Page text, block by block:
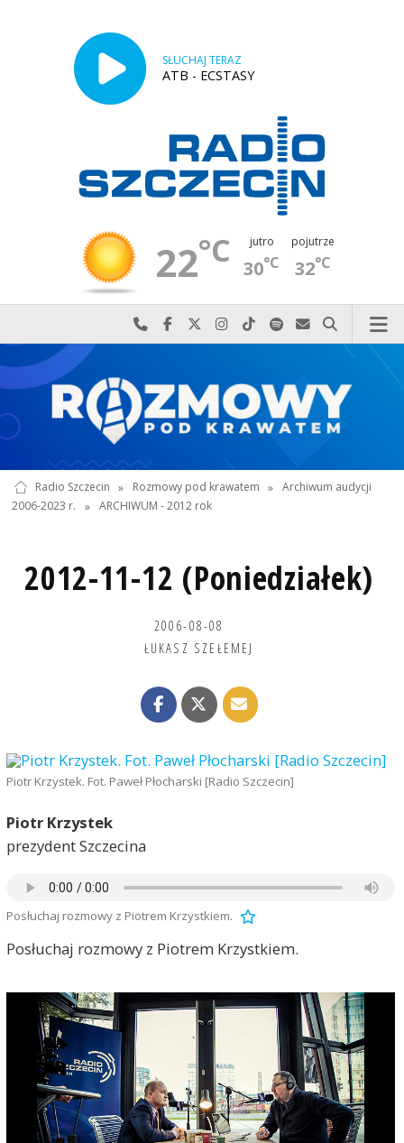
SŁUCHAJ TERAZ
ATB - ECSTASY
22°C jutro
30°C
pojutrze
32°C
Najlepiej po prostu do nas zadzwoń
Odwiedź nas na Facebook-u
Odwiedź nas na X
Odwiedź nas na Instagram-ie
Odwiedź nas na TikTok-u
Szukaj nas na Spotify
Wyślij do nas
Szukaj
Radio Szczecin » Rozmowy pod krawatem » Archiwum audycji
2006-2023 r.
» ARCHIWUM - 2012 rok
2012-11-12 (Poniedziałek)
2006-08-08
ŁUKASZ SZEŁEMEJ
Piotr Krzystek. Fot. Paweł Płocharski [Radio Szczecin]
Piotr Krzystek
prezydent Szczecina
Posłuchaj rozmowy z Piotrem Krzystkiem.
Posłuchaj rozmowy z Piotrem Krzystkiem.